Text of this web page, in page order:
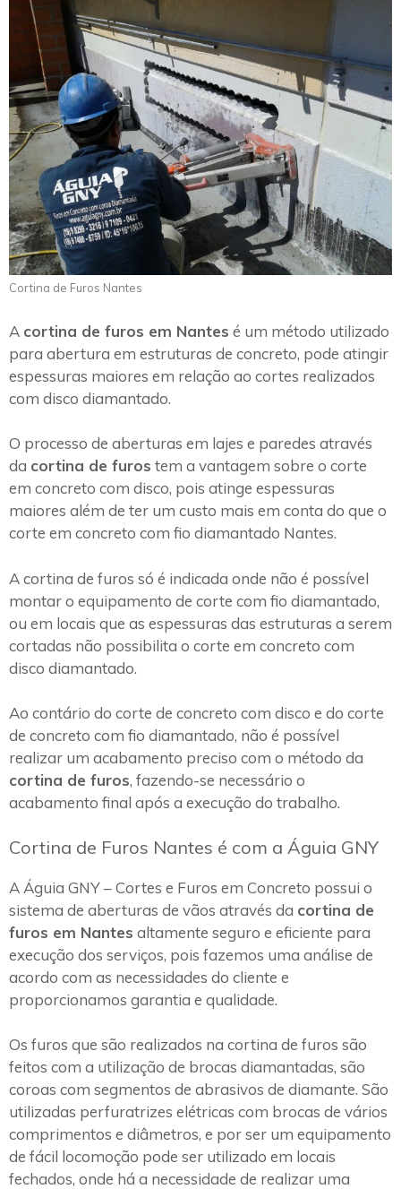
Cortina de Furos Nantes
A cortina de furos em Nantes é um método utilizado
para abertura em estruturas de concreto, pode atingir
espessuras maiores em relação ao cortes realizados
com disco diamantado.
O processo de aberturas em lajes e paredes através
da cortina de furos tem a vantagem sobre o corte
em concreto com disco, pois atinge espessuras
maiores além de ter um custo mais em conta do que o
corte em concreto com fio diamantado Nantes.
A cortina de furos só é indicada onde não é possível
montar o equipamento de corte com fio diamantado,
ou em locais que as espessuras das estruturas a serem
cortadas não possibilita o corte em concreto com
disco diamantado.
Ao contário do corte de concreto com disco e do corte
de concreto com fio diamantado, não é possível
realizar um acabamento preciso com o método da
cortina de furos, fazendo-se necessário o
acabamento final após a execução do trabalho.
Cortina de Furos Nantes é com a Águia GNY
A Águia GNY – Cortes e Furos em Concreto possui o
sistema de aberturas de vãos através da cortina de
furos em Nantes altamente seguro e eficiente para
execução dos serviços, pois fazemos uma análise de
acordo com as necessidades do cliente e
proporcionamos garantia e qualidade.
Os furos que são realizados na cortina de furos são
feitos com a utilização de brocas diamantadas, são
coroas com segmentos de abrasivos de diamante. São
utilizadas perfuratrizes elétricas com brocas de vários
comprimentos e diâmetros, e por ser um equipamento
de fácil locomoção pode ser utilizado em locais
fechados, onde há a necessidade de realizar uma